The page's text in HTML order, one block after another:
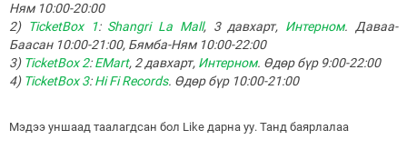
Ням 10:00-20:00
2) TicketBox 1: Shangri La Mall, 3 давхарт, Интерном. Даваа-
Баасан 10:00-21:00, Бямба-Ням 10:00-22:00
3) TicketBox 2:EMart, 2 давхарт, Интерном. Өдөр бүр 9:00-22:00
4) TicketBox 3:Hi Fi Records. Өдөр бүр 10:00-21:00
Мэдээ уншаад таалагдсан бол Like дарна уу. Танд баярлалаа